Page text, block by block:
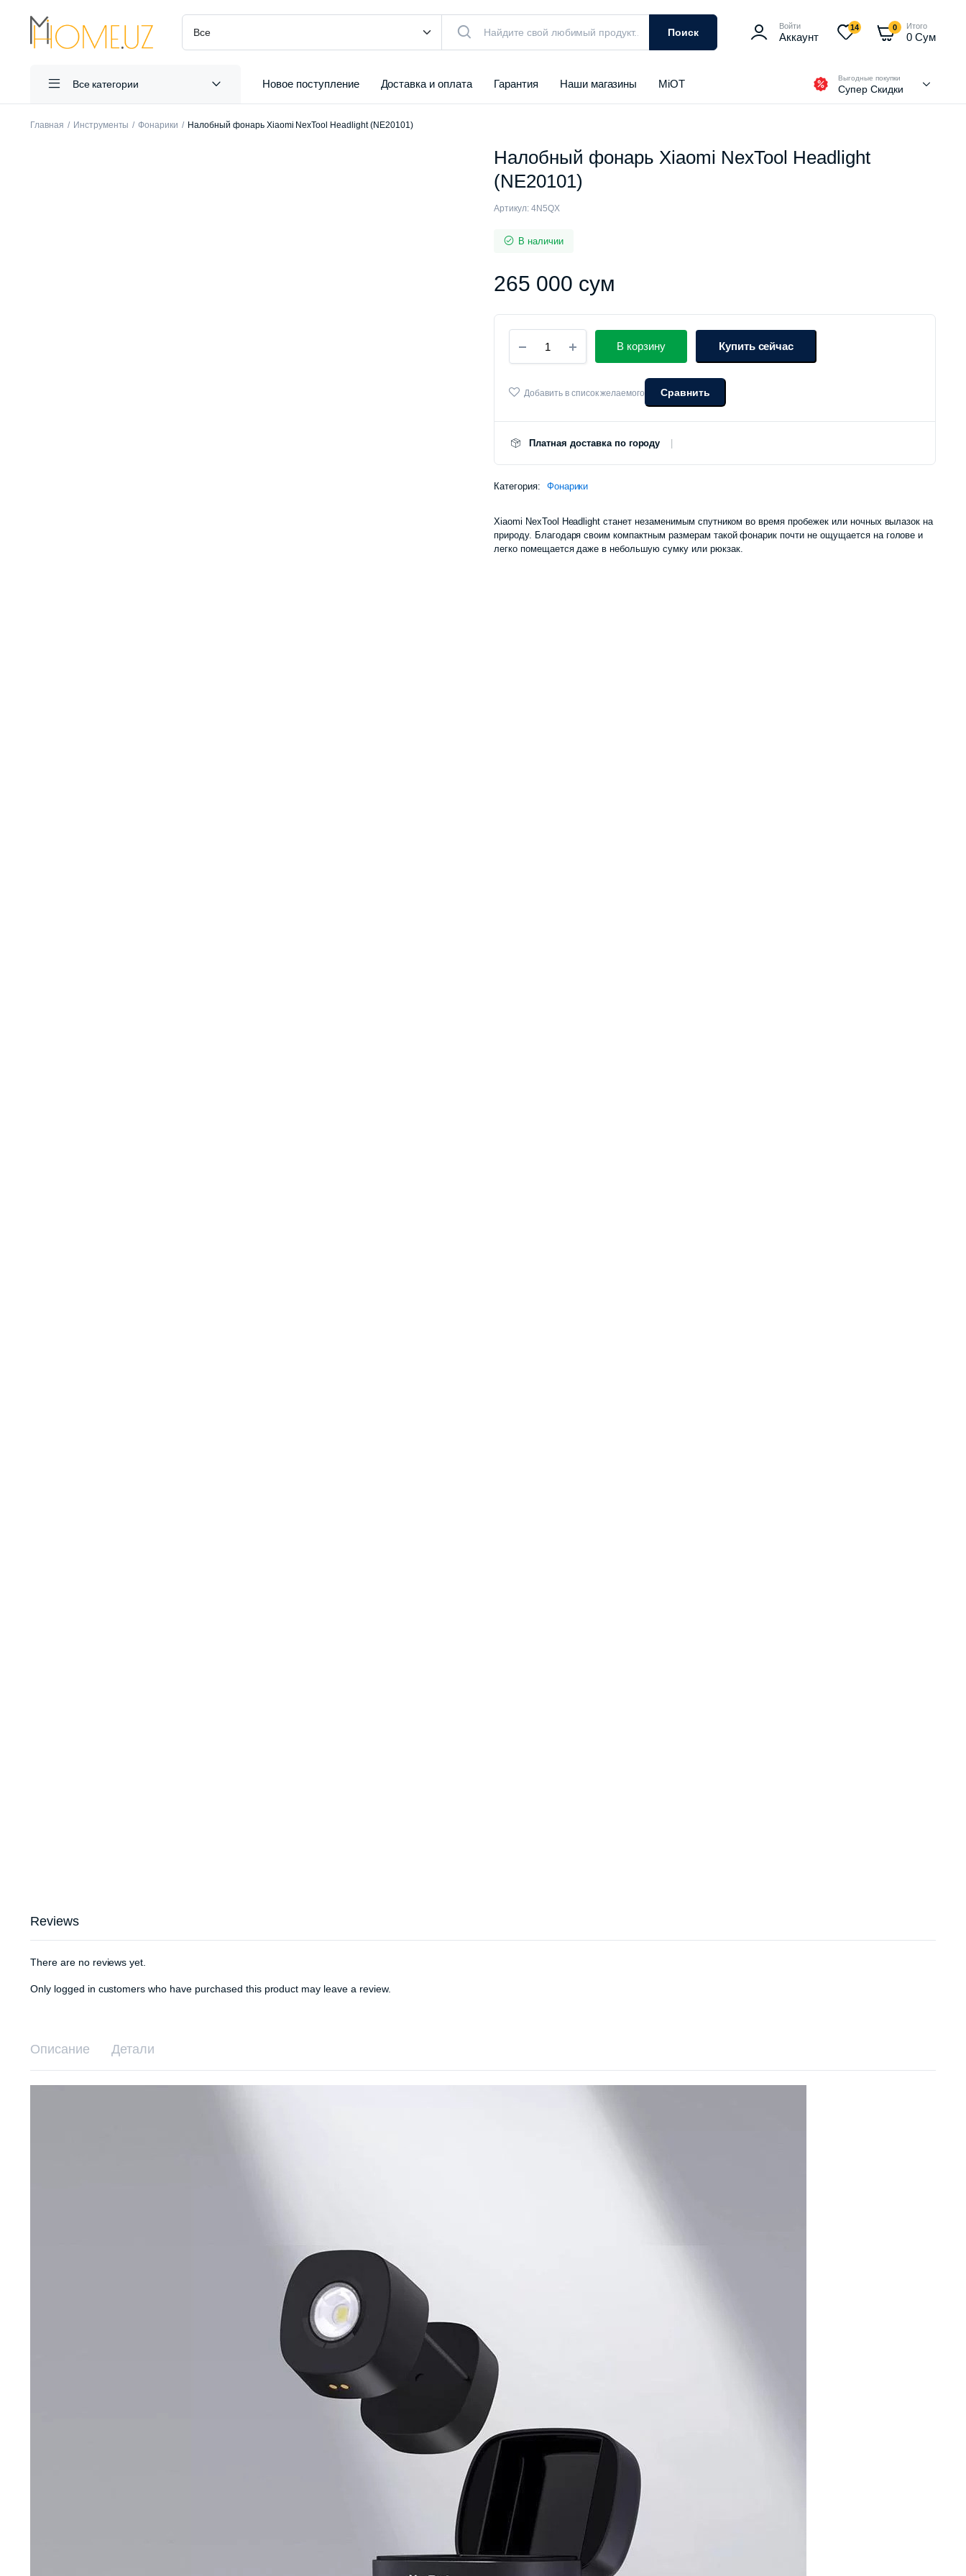
Поиск
Войти
Аккаунт
14 0 Итого
0Сум
Все категории Новое поступление Доставка и оплата Гарантия Наши магазины MiOT Выгодные покупки
Супер Скидки
Главная Инструменты Фонарики Налобный фонарь Xiaomi NexTool Headlight (NE20101)
Налобный фонарь Xiaomi NexTool Headlight
(NE20101)
Артикул: 4N5QX
В наличии
265 000 сум
фонарь
Xiaomi
Headlight
В корзину Купить сейчас
Добавить в список желаемого Сравнить
Платная доставка по городу
Категория: Фонарики
Xiaomi NexTool Headlight станет незаменимым спутником во время пробежек или ночных вылазок на
природу. Благодаря своим компактным размерам такой фонарик почти не ощущается на голове и
легко помещается даже в небольшую сумку или рюкзак.
Reviews
There are no reviews yet.
Only logged in customers who have purchased this product may leave a review.
Описание Детали